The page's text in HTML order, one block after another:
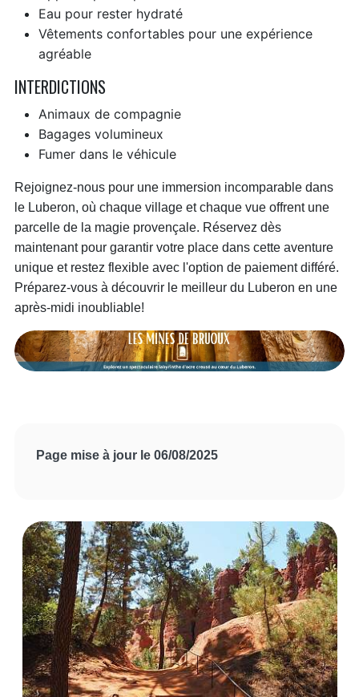
Eau pour rester hydraté
Vêtements confortables pour une expérience
agréable
INTERDICTIONS
Animaux de compagnie
Bagages volumineux
Fumer dans le véhicule
Rejoignez-nous pour une immersion incomparable dans
le Luberon, où chaque village et chaque vue offrent une
parcelle de la magie provençale. Réservez dès
maintenant pour garantir votre place dans cette aventure
unique et restez flexible avec l'option de paiement différé.
Préparez-vous à découvrir le meilleur du Luberon en une
après-midi inoubliable!
Page mise à jour le 06/08/2025